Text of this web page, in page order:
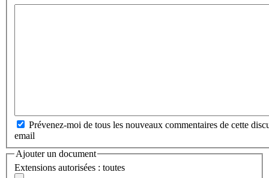
Prévenez-moi de tous les nouveaux commentaires de cette
email
Ajouter un document
Extensions autorisées : toutes